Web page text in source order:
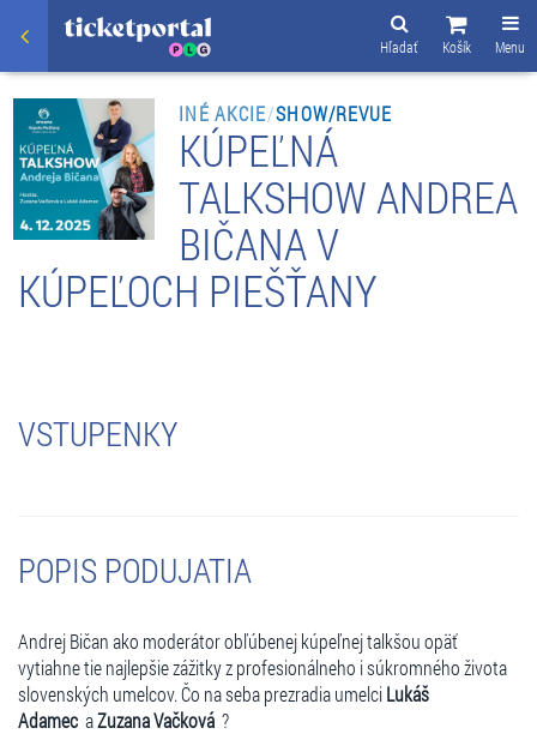
Menu
Košík
Hľadať
INÉ AKCIE/SHOW/REVUE
KÚPEĽNÁ
TALKSHOW ANDREA
BIČANA V
KÚPEĽOCH PIEŠŤANY
VSTUPENKY
POPIS PODUJATIA
Andrej Bičan ako moderátor obľúbenej kúpeľnej talkšou opäť
vytiahne tie najlepšie zážitky z profesionálneho i súkromného života
slovenských umelcov.Čo na seba prezradia umelciLukáš
Adamec aZuzana Vačková ?